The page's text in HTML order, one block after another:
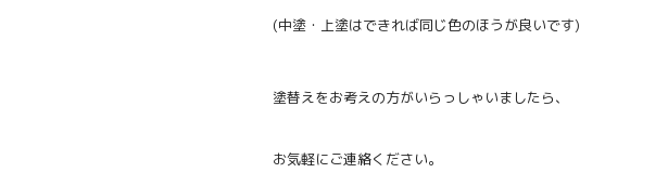
(中塗・上塗はできれば同じ色のほうが良いです)
塗替えをお考えの方がいらっしゃいましたら、
お気軽にご連絡ください。